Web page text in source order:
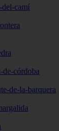
del-camí
córdoba
de-la-barquera